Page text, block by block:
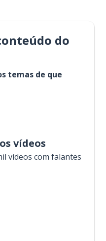
do
temas de que
vídeos
vídeos com falantes